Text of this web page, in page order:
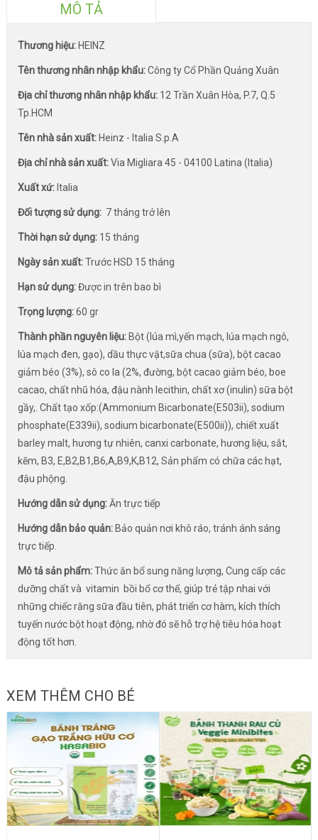
MÔ TẢ
Thương hiệu:HEINZ
Tên thương nhân nhập khẩu:Công ty Cổ Phần Quảng Xuân
Địa chỉ thương nhân nhập khẩu:12 Trần Xuân Hòa, P.7, Q.5
Tp.HCM
Tên nhà sản xuất:Heinz - Italia S.p.A
Địa chỉ nhà sản xuất:Via Migliara 45 - 04100 Latina (Italia)
Xuất xứ:Italia
Đối tượng sử dụng:7 tháng trở lên
Thời hạn sử dụng:15 tháng
Ngày sản xuất:Trước HSD 15 tháng
Hạn sử dụng:Được in trên bao bì
Trọng lượng:60 gr
Thành phần nguyên liệu:Bột (lúa mì,yến mạch, lúa mạch ngô,
lúa mạch đen, gạo), dầu thực vật,sữa chua (sữa), bột cacao
giảm béo (3%), sô co la (2%, đường, bột cacao giảm béo, boe
cacao, chất nhũ hóa, đậu nành lecithin, chất xơ (inulin) sữa bột
gầy,. Chất tạo xốp:(Ammonium Bicarbonate(E503ii), sodium
phosphate(E339ii), sodium bicarbonate(E500ii)), chiết xuất
barley malt, hương tự nhiên, canxi carbonate, hương liệu, sắt,
kẽm, B3, E,B2,B1,B6,A,B9,K,B12, Sản phẩm có chữa các hạt,
đậu phộng.
Hướng dẫn sử dụng:Ăn trực tiếp
Hướng dẫn bảo quản:Bảo quản nơi khô ráo, tránh ánh sáng
trực tiếp.
Mô tả sản phẩm:Thức ăn bổ sung năng lượng, Cung cấp các
dưỡng chất và vitamin bồi bổ cơ thể, giúp trẻ tập nhai với
những chiếc răng sữa đầu tiên, phát triển cơ hàm, kích thích
tuyến nước bột hoạt động, nhờ đó sẽ hỗ trợ hệ tiêu hóa hoạt
động tốt hơn.
XEM THÊM CHO BÉ